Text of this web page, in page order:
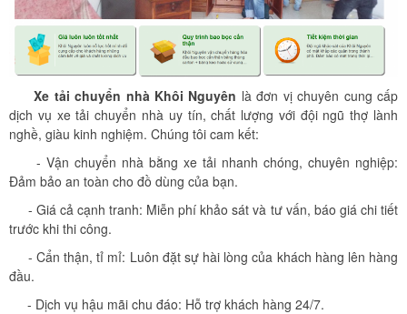
Xe tải chuyển nhà Khôi Nguyên là đơn vị chuyên cung cấp
dịch vụ xe tải chuyển nhà uy tín, chất lượng với đội ngũ thợ lành
nghề, giàu kinh nghiệm. Chúng tôi cam kết:
- Vận chuyển nhà bằng xe tải nhanh chóng, chuyên nghiệp:
Đảm bảo an toàn cho đồ dùng của bạn.
- Giá cả cạnh tranh: Miễn phí khảo sát và tư vấn, báo giá chi tiết
trước khi thi công.
- Cẩn thận, tỉ mỉ: Luôn đặt sự hài lòng của khách hàng lên hàng
đầu.
- Dịch vụ hậu mãi chu đáo: Hỗ trợ khách hàng 24/7.